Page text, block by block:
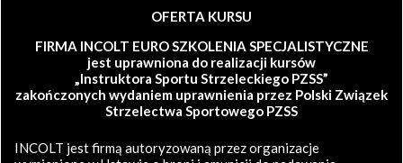
OFERTA KURSU
FIRMA INCOLT EURO SZKOLENIA SPECJALISTYCZNE
jest uprawniona do realizacji kursów
„Instruktora Sportu Strzeleckiego PZSS”
zakończonych wydaniem uprawnienia przez Polski Związek
Strzelectwa Sportowego PZSS
INCOLT jest firmą autoryzowaną przez organizacje